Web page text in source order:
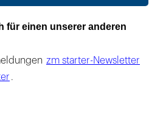
für einen unserer anderen
zm starter-Newsletter
.